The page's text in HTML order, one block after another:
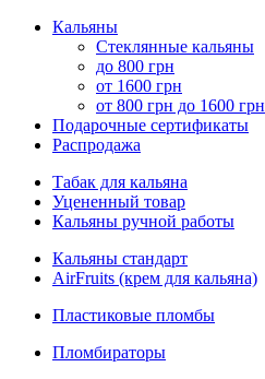
Кальяны
Стеклянные кальяны
до 800 грн
от 1600 грн
от 800 грн до 1600 грн
Подарочные сертификаты
Распродажа
Табак для кальяна
Уцененный товар
Кальяны ручной работы
Кальяны стандарт
AirFruits (крем для кальяна)
Пластиковые пломбы
Пломбираторы